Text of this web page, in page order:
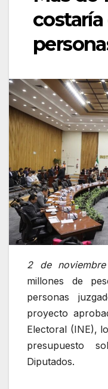
2 de
millones de
personas
proyecto
Electoral (INE),
presupuesto
Diputados.